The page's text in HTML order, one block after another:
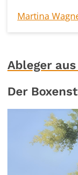
Martina
Ableger
Der